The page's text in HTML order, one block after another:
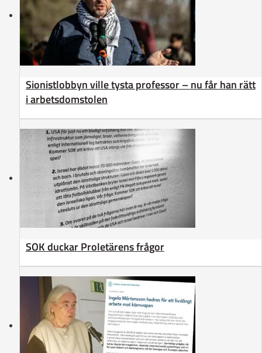
Sionistlobbyn ville tysta professor – nu får han rätt
i arbetsdomstolen
SOK duckar Proletärens frågor